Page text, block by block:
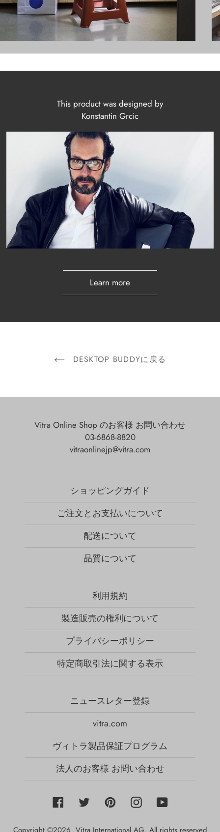
This product was designed by
Konstantin Grcic
Learn more
DESKTOP BUDDYに戻る
Vitra Online Shop のお客様 お問い合わせ
03-6868-8820
vitraonlinejp@vitra.com
ショッピングガイド
ご注文とお支払いについて
配送について
品質について
利用規約
製造販売の権利について
プライバシーポリシー
特定商取引法に関する表示
ニュースレター登録
vitra.com
ヴィトラ製品保証プログラム
法人のお客様 お問い合わせ
FacebookTwitter PinterestInstagramYouTube